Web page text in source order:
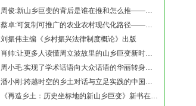
周俊:新山乡巨变的背后是谁在推和怎么推——《再造乡土:历史坐标地的新山乡巨变》新
蔡卓:可复制可推广的农业农村现代化路径——《再造乡土:历史坐标地的新山乡巨变》新
刘振伟主编《乡村振兴法律制度概论》出版
肖帅:让更多人读懂周立波故里的山乡巨变新时代故事——《再造乡土:历史坐标地的新山
周小毛:实现了学术话语向大众话语的华丽转身——《再造乡土:历史坐标地的新山乡巨变
《再造乡土：历史坐标地的新山乡巨变》新书在赫山清溪村首发